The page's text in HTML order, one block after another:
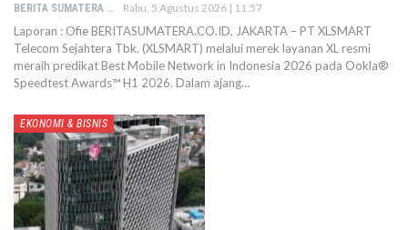
BERITA SUMATERA Rabu, 5 Agustus 2026 | 11.57
Laporan : Ofie BERITASUMATERA.CO.ID, JAKARTA – PT XLSMART
Telecom Sejahtera Tbk. (XLSMART) melalui merek layanan XL resmi
meraih predikat Best Mobile Network in Indonesia 2026 pada Ookla®️
Speedtest Awards™️ H1 2026. Dalam ajang…
EKONOMI & BISNIS